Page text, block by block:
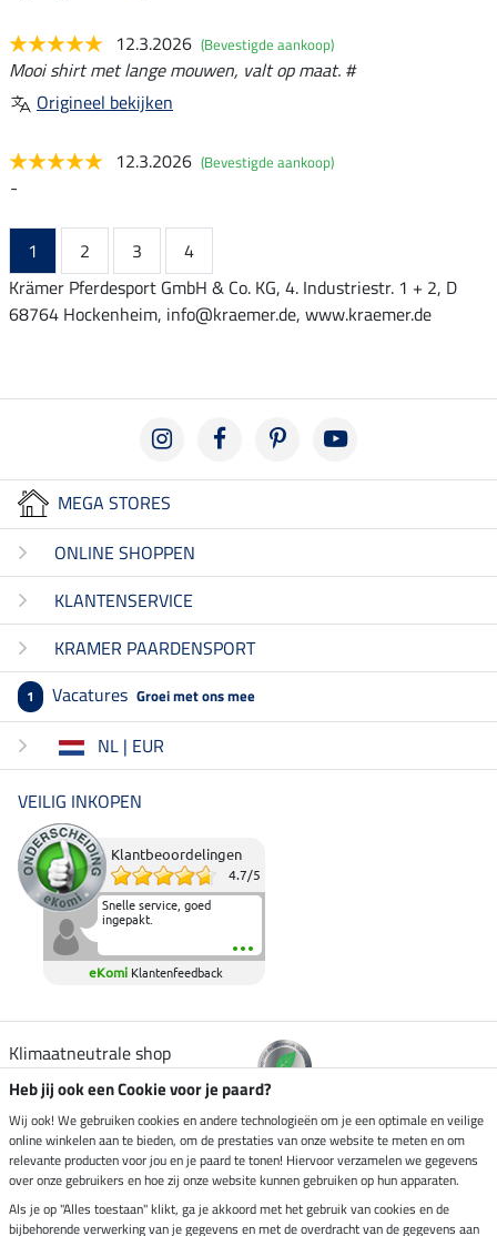
12.3.2026 (Bevestigde aankoop)
Mooi shirt met lange mouwen, valt op maat. #
Origineel bekijken
12.3.2026 (Bevestigde aankoop)
-
1 2 3
4
Krämer Pferdesport GmbH & Co. KG, 4. Industriestr. 1 + 2, D
68764 Hockenheim, info@kraemer.de, www.kraemer.de
MEGA STORES
ONLINE SHOPPEN
KLANTENSERVICE
KRAMER PAARDENSPORT
1 Vacatures Groei met ons mee
NL | EUR
VEILIG INKOPEN
Klantbeoordelingen
4.7/5
Snelle service, goed
ingepakt.
eKomi Klantenfeedback
Klimaatneutrale shop
Verzending per
Veilig betalen met
Heb jij ook een Cookie voor je paard?
Wij ook! We gebruiken cookies en andere technologieën om je een optimale en veilige
online winkelen aan te bieden, om de prestaties van onze website te meten en om
relevante producten voor jou en je paard te tonen! Hiervoor verzamelen we gegevens
over onze gebruikers en hoe zij onze website kunnen gebruiken op hun apparaten.
Als je op "Alles toestaan" klikt, ga je akkoord met het gebruik van cookies en de
bijbehorende verwerking van je gegevens en met de overdracht van de gegevens aan